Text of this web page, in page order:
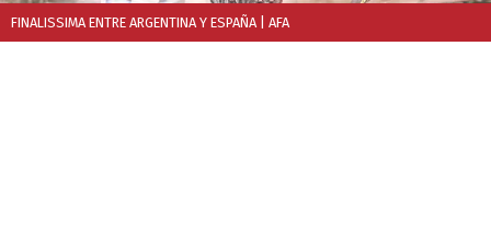
FINALISSIMA ENTRE ARGENTINA Y ESPAÑA | AFA